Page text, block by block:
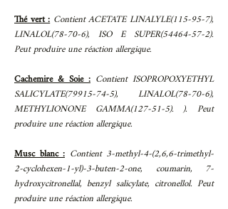
Thé vert : Contient ACETATE LINALYLE(115-95-7),
LINALOL(78-70-6), ISO E SUPER(54464-57-2).
Peut produire une réaction allergique.
Cachemire & Soie : Contient ISOPROPOXYETHYL
SALICYLATE(79915-74-5), LINALOL(78-70-6),
METHYLIONONE GAMMA(127-51-5). ). Peut
produire une réaction allergique.
Musc blanc : Contient 3-methyl-4-(2,6,6-trimethyl-
2-cyclohexen-1-yl)-3-buten-2-one, coumarin, 7-
hydroxycitronellal, benzyl salicylate, citronellol. Peut
produire une réaction allergique.